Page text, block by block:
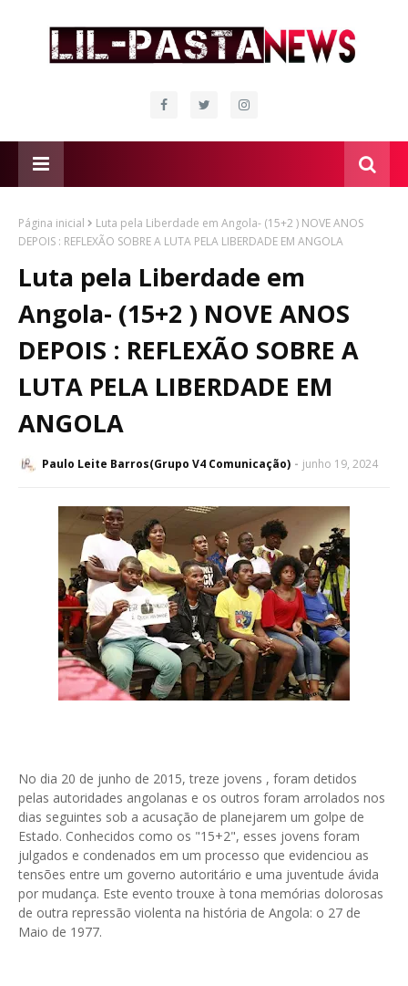
Página inicial
Luta pela Liberdade em Angola- (15+2 ) NOVE ANOS
DEPOIS : REFLEXÃO SOBRE A LUTA PELA LIBERDADE EM ANGOLA
Luta pela Liberdade em
Angola- (15+2 ) NOVE ANOS
DEPOIS : REFLEXÃO SOBRE A
LUTA PELA LIBERDADE EM
ANGOLA
Paulo Leite Barros(Grupo V4 Comunicação) junho 19, 2024
No dia 20 de junho de 2015, treze jovens , foram detidos
pelas autoridades angolanas e os outros foram arrolados nos
dias seguintes sob a acusação de planejarem um golpe de
Estado. Conhecidos como os "15+2", esses jovens foram
julgados e condenados em um processo que evidenciou as
tensões entre um governo autoritário e uma juventude ávida
por mudança. Este evento trouxe à tona memórias dolorosas
de outra repressão violenta na história de Angola: o 27 de
Maio de 1977.